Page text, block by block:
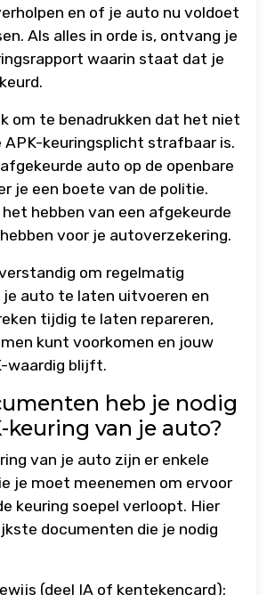
en of je auto nu voldoet
Als alles in orde is, ontvang je
waarin staat dat je
om te benadrukken dat het niet
APK-keuringsplicht strafbaar is.
auto op de openbare
je een boete van de politie.
hebben van een afgekeurde
voor je autoverzekering.
om regelmatig
je auto te laten uitvoeren en
tijdig te laten repareren,
kunt voorkomen en jouw
waardig blijft.
heb je nodig
keuring van je auto?
van je auto zijn er enkele
je moet meenemen om ervoor
keuring soepel verloopt. Hier
documenten die je nodig
(deel IA of kentekencard):